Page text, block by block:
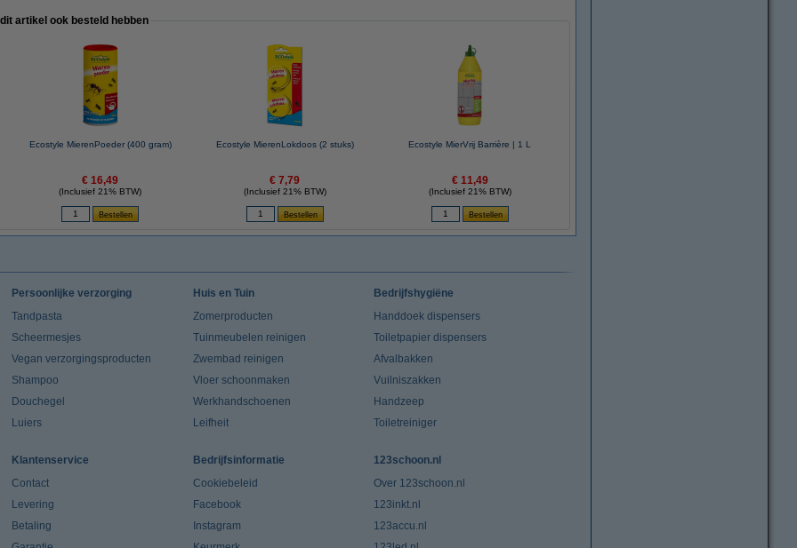
artikel ook besteld hebben
Ecostyle MierenPoeder (400 gram)
€ 16,49
(Inclusief 21% BTW)
Ecostyle MierenLokdoos (2 stuks)
€ 7,79
(Inclusief 21% BTW)
Ecostyle MierVrij Barrière | 1 L
€ 11,49
(Inclusief 21% BTW)
Persoonlijke verzorging
Tandpasta
Scheermesjes
Vegan verzorgingsproducten
Shampoo
Douchegel
Luiers
Huis en Tuin
Zomerproducten
Tuinmeubelen reinigen
Zwembad reinigen
Vloer schoonmaken
Werkhandschoenen
Leifheit
Bedrijfshygiëne
Handdoek dispensers
Toiletpapier dispensers
Afvalbakken
Vuilniszakken
Handzeep
Toiletreiniger
Klantenservice
Contact
Levering
Betaling
Bedrijfsinformatie
Cookiebeleid
Facebook
Instagram
123schoon.nl
Over 123schoon.nl
123inkt.nl
123accu.nl